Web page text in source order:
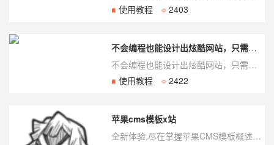
使用教程
2403
不会编程也能设计出炫酷网站，只需苹果CMS模板！
不会编程也能设计出炫酷网站，只需苹果CMS模板！在如今数字化时代，拥有一个独一无二且令...
使用教程
2422
苹果cms模板x站
全新体验,尽在掌握苹果CMS模板概述苹果CMS是目前业界广受好评的开源内容管理系统之...